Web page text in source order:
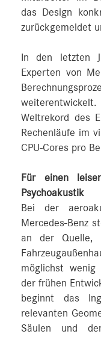
das Design
zurückgemeldet
In den letzten
Experten von
Weltrekord des
Rechenläufe im
CPU-Cores pro
Für einen
Psychoakustik
Bei der
Mercedes‑Benz
an der Quelle,
möglichst wenig
der frühen
beginnt das
relevanten
Säulen und